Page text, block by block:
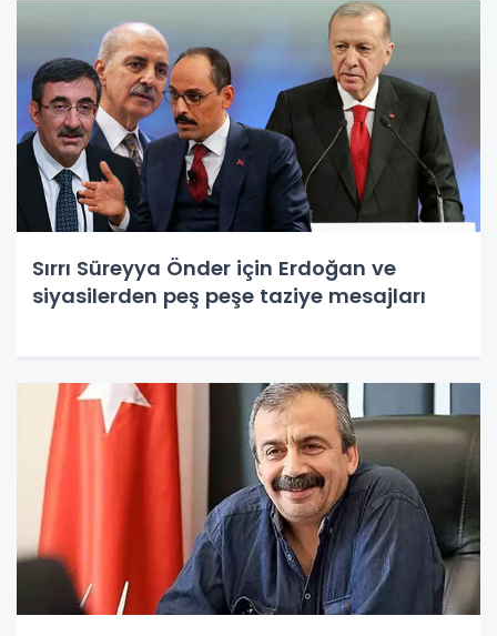
Sırrı Süreyya Önder için Erdoğan ve
siyasilerden peş peşe taziye mesajları